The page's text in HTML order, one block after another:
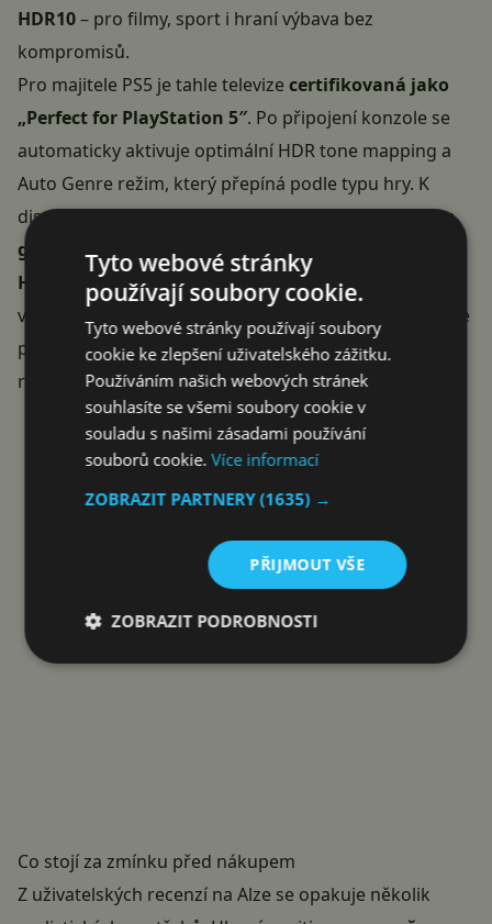
HDR10– pro filmy, sport i hraní výbava bez
kompromisů.
Pro majitele PS5 je tahle televizecertifikovaná jako
„Perfect for PlayStation 5″. Po připojení konzole se
automaticky aktivuje optimální HDR tone mapping a
Auto Genre režim, který přepíná podle typu hry. K
dispozici je4K při 120 Hz, VRR, ALLM a Dolby Vision
gaming. Drobná, ale důležitá poznámka –
HDMI portů jsou verze 2.1 , zbylé dva HDMI 2.0. Pro
většinu domácností to není problém, ale pokud chcete
připojit PS5, Xbox Series X i herní PC současně s plnou
rychlostí, počítejte s tím.
Reklama
Co stojí za zmínku před nákupem
Z uživatelských recenzí na Alze se opakuje několik
Tyto webové stránky
používají soubory cookie.
Tyto webové stránky používají soubory
cookie ke zlepšení uživatelského zážitku.
Používáním našich webových stránek
souhlasíte se všemi soubory cookie v
souladu s našimi zásadami používání
souborů cookie.Více informací
ZOBRAZIT PARTNERY(1635) →
PŘIJMOUT VŠE
ZOBRAZIT PODROBNOSTI